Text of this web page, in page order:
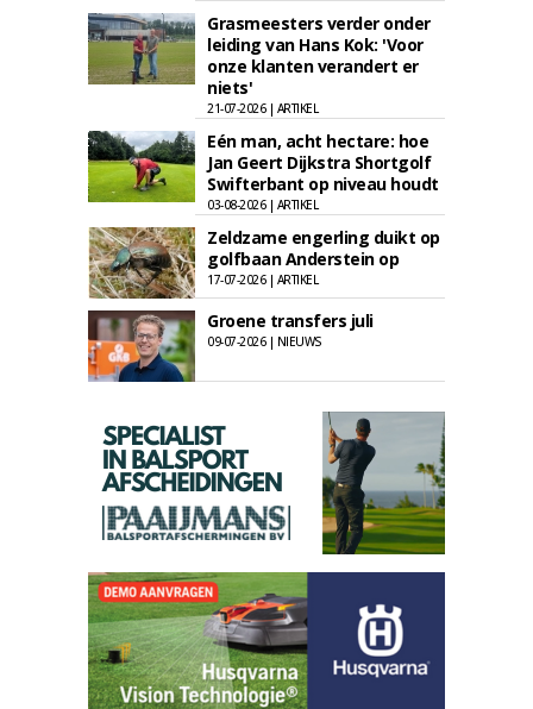
Grasmeesters verder onder
leiding van Hans Kok: 'Voor
onze klanten verandert er
niets'
21-07-2026 | ARTIKEL
Eén man, acht hectare: hoe
Jan Geert Dijkstra Shortgolf
Swifterbant op niveau houdt
03-08-2026 | ARTIKEL
Zeldzame engerling duikt op
golfbaan Anderstein op
17-07-2026 | ARTIKEL
Groene transfers juli
09-07-2026 | NIEUWS